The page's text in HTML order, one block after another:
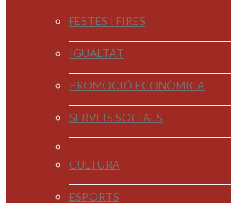
FESTES I FIRES
IGUALTAT
PROMOCIÓ ECONÒMICA
SERVEIS SOCIALS
CULTURA
ESPORTS